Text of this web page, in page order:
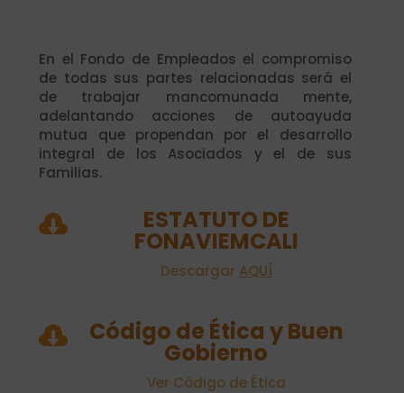
En el Fondo de Empleados el compromiso
de todas sus partes relacionadas será el
de trabajar mancomunada mente,
adelantando acciones de autoayuda
mutua que propendan por el desarrollo
integral de los Asociados y el de sus
Familias.
 ESTATUTO DE
FONAVIEMCALI
Descargar AQUÍ
 Código de Ética y Buen
Gobierno
Ver Código de Ética